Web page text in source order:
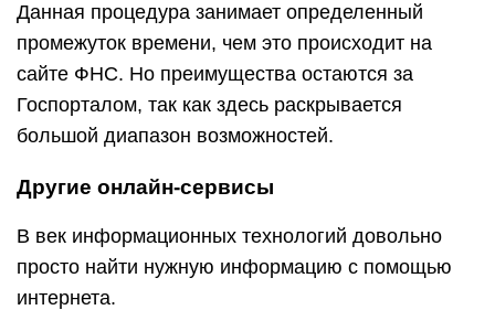
Данная процедура занимает определенный
промежуток времени, чем это происходит на
сайте ФНС. Но преимущества остаются за
Госпорталом, так как здесь раскрывается
большой диапазон возможностей.
Другие онлайн-сервисы
В век информационных технологий довольно
просто найти нужную информацию с помощью
интернета.